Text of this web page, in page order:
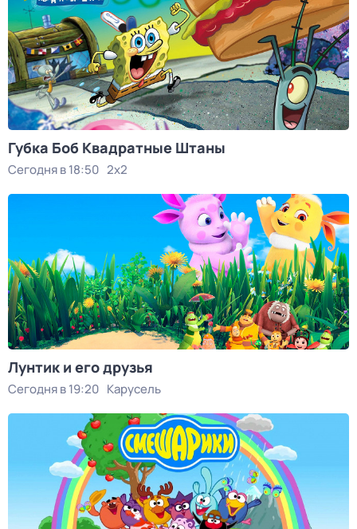
Губка Боб Квадратные Штаны
Сегодня в 18:50 2x2
Лунтик и его друзья
Сегодня в 19:20 Карусель